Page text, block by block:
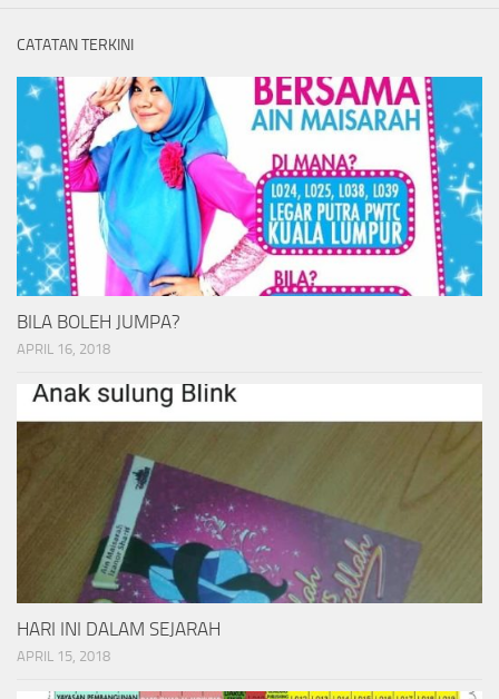
CATATAN TERKINI
BILA BOLEH JUMPA?
APRIL 16, 2018
HARI INI DALAM SEJARAH
APRIL 15, 2018